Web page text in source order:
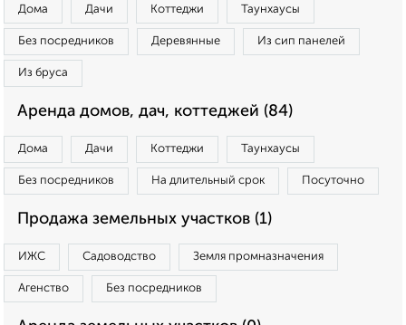
Дома Дачи Коттеджи Таунхаусы
Без посредников Деревянные Из сип панелей
Из бруса
Аренда домов, дач, коттеджей (84)
Дома Дачи Коттеджи Таунхаусы
Без посредников На длительный срок Посуточно
Продажа земельных участков (1)
ИЖС Садоводство Земля промназначения
Агенство Без посредников